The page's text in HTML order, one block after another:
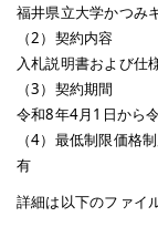
福井県立大学かつみ
（2）契約内容
入札説明書および仕
（3）契約期間
令和8年4月1日から
（4）最低制限価格
有
詳細は以下のファイ